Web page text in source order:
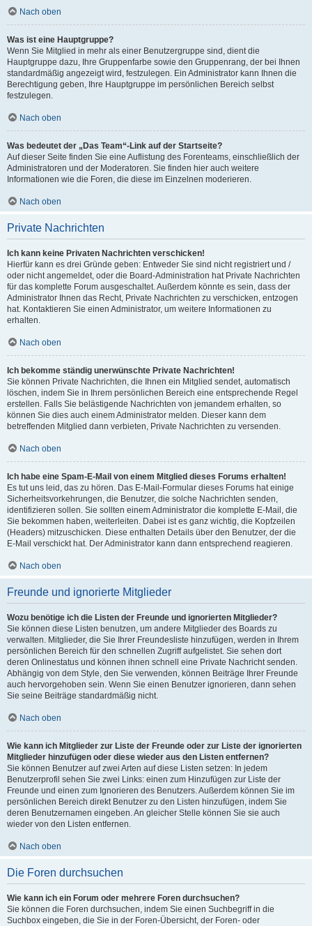
Nach oben
Was ist eine Hauptgruppe?
Wenn Sie Mitglied in mehr als einer Benutzergruppe sind, dient die
Hauptgruppe dazu, Ihre Gruppenfarbe sowie den Gruppenrang, der bei Ihnen
standardmäßig angezeigt wird, festzulegen. Ein Administrator kann Ihnen die
Berechtigung geben, Ihre Hauptgruppe im persönlichen Bereich selbst
festzulegen.
Nach oben
Was bedeutet der „Das Team“-Link auf der Startseite?
Auf dieser Seite finden Sie eine Auflistung des Forenteams, einschließlich der
Administratoren und der Moderatoren. Sie finden hier auch weitere
Informationen wie die Foren, die diese im Einzelnen moderieren.
Nach oben
Private Nachrichten
Ich kann keine Privaten Nachrichten verschicken!
Hierfür kann es drei Gründe geben: Entweder Sie sind nicht registriert und /
oder nicht angemeldet, oder die Board-Administration hat Private Nachrichten
für das komplette Forum ausgeschaltet. Außerdem könnte es sein, dass der
Administrator Ihnen das Recht, Private Nachrichten zu verschicken, entzogen
hat. Kontaktieren Sie einen Administrator, um weitere Informationen zu
erhalten.
Nach oben
Ich bekomme ständig unerwünschte Private Nachrichten!
Sie können Private Nachrichten, die Ihnen ein Mitglied sendet, automatisch
löschen, indem Sie in Ihrem persönlichen Bereich eine entsprechende Regel
erstellen. Falls Sie belästigende Nachrichten von jemandem erhalten, so
können Sie dies auch einem Administrator melden. Dieser kann dem
betreffenden Mitglied dann verbieten, Private Nachrichten zu versenden.
Nach oben
Ich habe eine Spam-E-Mail von einem Mitglied dieses Forums erhalten!
Es tut uns leid, das zu hören. Das E-Mail-Formular dieses Forums hat einige
Sicherheitsvorkehrungen, die Benutzer, die solche Nachrichten senden,
identifizieren sollen. Sie sollten einem Administrator die komplette E-Mail, die
Sie bekommen haben, weiterleiten. Dabei ist es ganz wichtig, die Kopfzeilen
(Headers) mitzuschicken. Diese enthalten Details über den Benutzer, der die
E-Mail verschickt hat. Der Administrator kann dann entsprechend reagieren.
Nach oben
Freunde und ignorierte Mitglieder
Wozu benötige ich die Listen der Freunde und ignorierten Mitglieder?
Sie können diese Listen benutzen, um andere Mitglieder des Boards zu
verwalten. Mitglieder, die Sie Ihrer Freundesliste hinzufügen, werden in Ihrem
persönlichen Bereich für den schnellen Zugriff aufgelistet. Sie sehen dort
deren Onlinestatus und können ihnen schnell eine Private Nachricht senden.
Abhängig von dem Style, den Sie verwenden, können Beiträge Ihrer Freunde
auch hervorgehoben sein. Wenn Sie einen Benutzer ignorieren, dann sehen
Sie seine Beiträge standardmäßig nicht.
Nach oben
Wie kann ich Mitglieder zur Liste der Freunde oder zur Liste der ignorierten
Mitglieder hinzufügen oder diese wieder aus den Listen entfernen?
Sie können Benutzer auf zwei Arten auf diese Listen setzen: In jedem
Benutzerprofil sehen Sie zwei Links: einen zum Hinzufügen zur Liste der
Freunde und einen zum Ignorieren des Benutzers. Außerdem können Sie im
persönlichen Bereich direkt Benutzer zu den Listen hinzufügen, indem Sie
deren Benutzernamen eingeben. An gleicher Stelle können Sie sie auch
wieder von den Listen entfernen.
Nach oben
Die Foren durchsuchen
Wie kann ich ein Forum oder mehrere Foren durchsuchen?
Sie können die Foren durchsuchen, indem Sie einen Suchbegriff in die
Suchbox eingeben, die Sie in der Foren-Übersicht, der Foren- oder